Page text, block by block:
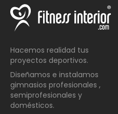
Hacemos realidad tus
proyectos deportivos.
Diseñamos e instalamos
gimnasios profesionales ,
semiprofesionales y
domésticos.